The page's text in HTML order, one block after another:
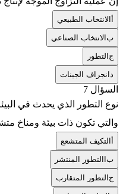
الانتخاب الطبيعي
بالانتخاب الصناعي
جالتطور
انجراف الجينات
السؤال 7
نوع التطور الذي يحدث في
والتي تكون ذات بيئة ومناخ
التكيف المتشعع
باالتطور المنتشر
جالتطور المتقارب